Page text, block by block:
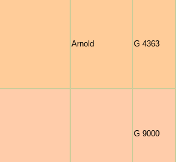
Arnold G 4363
G 9000